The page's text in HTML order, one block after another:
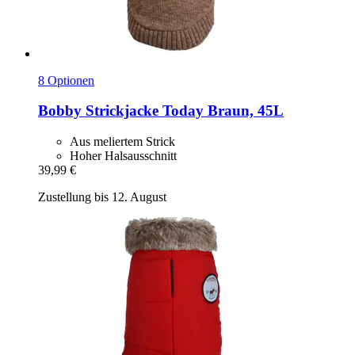
8 Optionen
Bobby Strickjacke Today Braun, 45L
Aus meliertem Strick
Hoher Halsausschnitt
39,99 €
Zustellung bis 12. August